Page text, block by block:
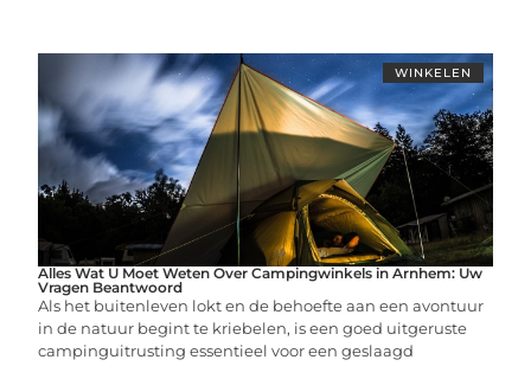
WINKELEN
Alles Wat U Moet Weten Over Campingwinkels in Arnhem: Uw
Vragen Beantwoord
Als het buitenleven lokt en de behoefte aan een avontuur
in de natuur begint te kriebelen, is een goed uitgeruste
campinguitrusting essentieel voor een geslaagd